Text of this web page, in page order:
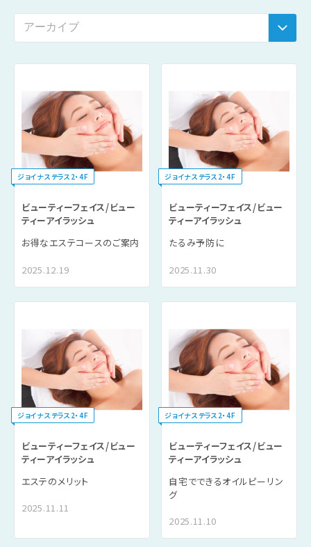
ジョイナステラス2・4F
ビューティーフェイス/ビュー
ティーアイラッシュ
お得なエステコースのご案内
2025.12.19
ジョイナステラス2・4F
ビューティーフェイス/ビュー
ティーアイラッシュ
たるみ予防に
2025.11.30
ジョイナステラス2・4F
ビューティーフェイス/ビュー
ティーアイラッシュ
エステのメリット
2025.11.11
ジョイナステラス2・4F
ビューティーフェイス/ビュー
ティーアイラッシュ
自宅でできるオイルピーリン
グ
2025.11.10